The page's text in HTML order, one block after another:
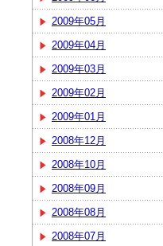
2009年05月
2009年04月
2009年03月
2009年02月
2009年01月
2008年12月
2008年10月
2008年09月
2008年08月
2008年07月